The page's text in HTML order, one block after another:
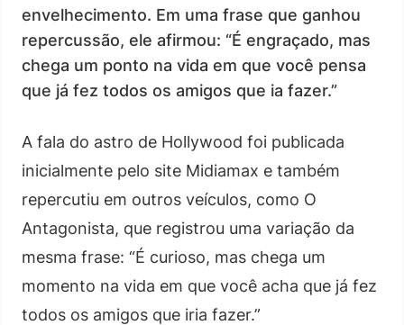
envelhecimento. Em uma frase que ganhou
repercussão, ele afirmou: “É engraçado, mas
chega um ponto na vida em que você pensa
que já fez todos os amigos que ia fazer.”
A fala do astro de Hollywood foi publicada
inicialmente pelo site Midiamax e também
repercutiu em outros veículos, como O
Antagonista, que registrou uma variação da
mesma frase: “É curioso, mas chega um
momento na vida em que você acha que já fez
todos os amigos que iria fazer.”